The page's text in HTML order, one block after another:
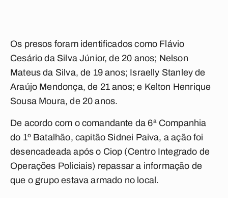
Os presos foram identificados como Flávio
Cesário da Silva Júnior, de 20 anos; Nelson
Mateus da Silva, de 19 anos; Israelly Stanley de
Araújo Mendonça, de 21 anos; e Kelton Henrique
Sousa Moura, de 20 anos.
De acordo com o comandante da 6ª Companhia
do 1º Batalhão, capitão Sidnei Paiva, a ação foi
desencadeada após o Ciop (Centro Integrado de
Operações Policiais) repassar a informação de
que o grupo estava armado no local.